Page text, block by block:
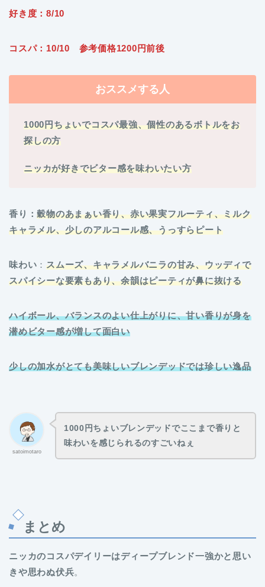
好き度：8/10
コスパ：10/10 参考価格1200円前後
おススメする人
1000円ちょいでコスパ最強、個性のあるボトルをお
探しの方
ニッカが好きでビター感を味わいたい方
香り：穀物のあまぁい香り、赤い果実フルーティ、ミルク
キャラメル、少しのアルコール感、うっすらピート
味わい ：スムーズ、キャラメルバニラの甘み、ウッディで
スパイシーな要素もあり、余韻はピーティが鼻に抜ける
ハイボール、バランスのよい仕上がりに、甘い香りが身を
潜めビター感が増して面白い
少しの加水がとても美味しいブレンデッドでは珍しい逸品
satoimotaro
1000円ちょいブレンデッドでここまで香りと
味わいを感じられるのすごいねぇ
まとめ
ニッカのコスパデイリーはディープブレンド一強かと思い
きや思わぬ伏兵。